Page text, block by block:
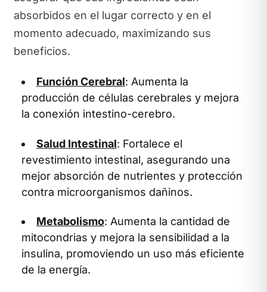
absorbidos en el lugar correcto y en el
momento adecuado, maximizando sus
beneficios.
Función Cerebral: Aumenta la
producción de células cerebrales y mejora
la conexión intestino-cerebro.
Salud Intestinal: Fortalece el
revestimiento intestinal, asegurando una
mejor absorción de nutrientes y protección
contra microorganismos dañinos.
Metabolismo: Aumenta la cantidad de
mitocondrias y mejora la sensibilidad a la
insulina, promoviendo un uso más eficiente
de la energía.